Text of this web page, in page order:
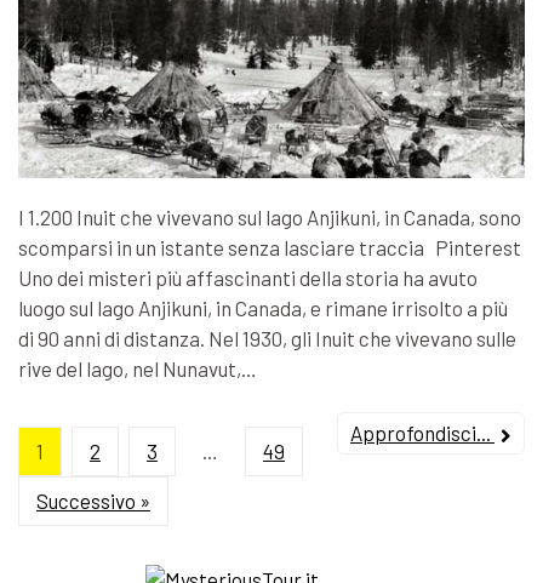
I 1.200 Inuit che vivevano sul lago Anjikuni, in Canada, sono
scomparsi in un istante senza lasciare traccia Pinterest
Uno dei misteri più affascinanti della storia ha avuto
luogo sul lago Anjikuni, in Canada, e rimane irrisolto a più
di 90 anni di distanza. Nel 1930, gli Inuit che vivevano sulle
rive del lago, nel Nunavut,…
Approfondisci...
1 2 3 49
Successivo »